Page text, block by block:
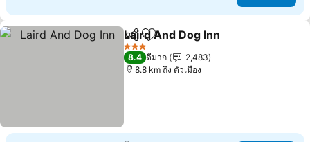
แชร์ เพิ่มในรายการโปรด
Laird And Dog Inn
3 ดาว
8.4 ดีมาก
2,483
8.8 km ถึง ตัวเมือง